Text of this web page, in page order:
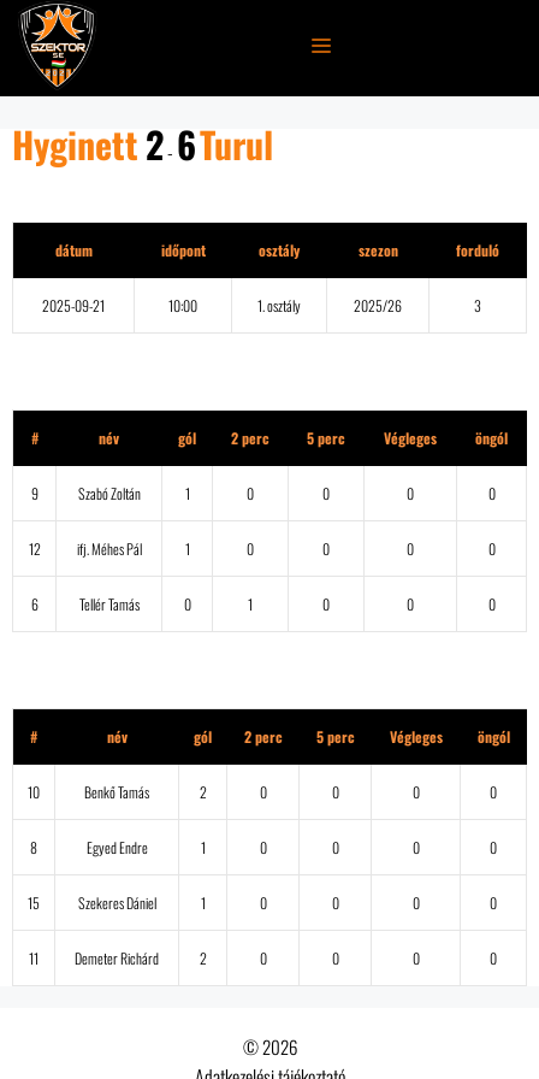
Kilépés
tartalomba
MENÜ
Hyginett2- 6Turul
Részletek
dátum időpont osztály szezon forduló
2025-09-21 10:00 1. osztály 2025/26 3
# név gól 2 perc 5 perc Végleges öngól
9 Szabó Zoltán 1 0 0 0 0
12 ifj. Méhes Pál 1 0 0 0 0
6 Tellér Tamás 0 1 0 0 0
# név gól 2 perc 5 perc Végleges öngól
10 Benkő Tamás 2 0 0 0 0
8 Egyed Endre 1 0 0 0 0
15 Szekeres Dániel 1 0 0 0 0
11 Demeter Richárd 2 0 0 0 0
© 2026